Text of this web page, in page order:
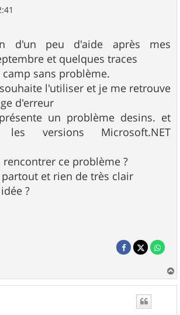
d'un peu d'aide après mes
et quelques traces
sans problème.
l'utiliser et je me retrouve
d'erreur
un problème desins. et
versions Microsoft.NET
rencontrer ce problème ?
et rien de très clair
?
a